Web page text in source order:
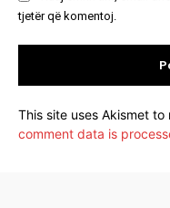
tjetër që komentoj.
This site uses Akismet to
comment data is